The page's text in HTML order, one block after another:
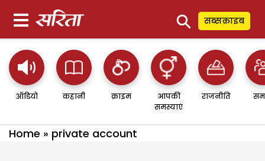
⚲ सब्सक्राइब
ऑडियो कहानी क्राइम
आपकी
समस्याएं
राजनीति
Home » private account